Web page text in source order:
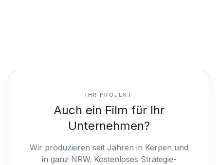
IHR PROJEKT
Auch ein Film für Ihr
Unternehmen?
Wir produzieren seit Jahren in Kerpen und
in ganz NRW. Kostenloses Strategie-